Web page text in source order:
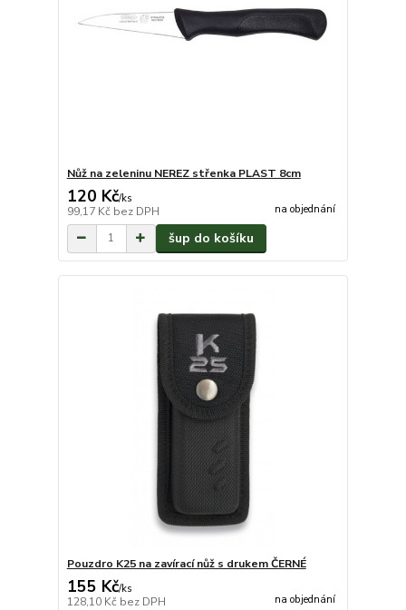
Nůž na zeleninu NEREZ střenka PLAST 8cm
120 Kč/ks
99,17 Kč bez DPH na objednání
šup do košíku
Pouzdro K25 na zavírací nůž s drukem ČERNÉ
155 Kč/ks
128,10 Kč bez DPH na objednání